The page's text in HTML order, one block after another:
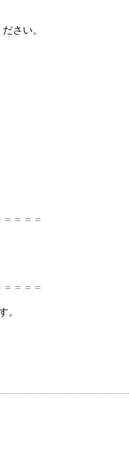
さい。
＝＝＝
＝＝＝
。